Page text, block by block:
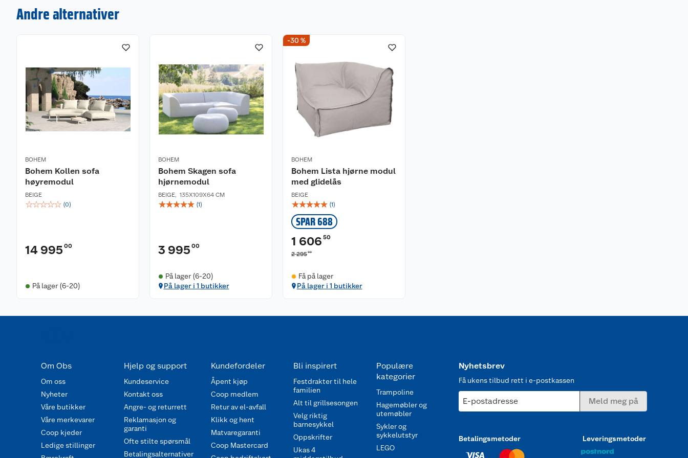
Vedlikehold
Møblene rengjøres ved behov med et skånsomt vaskemiddel. Vask alltid
putetrekkene i henhold til vaskeanvisningen som fulgte produktet. Vi
anbefaler å bruke et møbelovertrekk for å beskytte hagemøblene dine mot
regn, sol, smuss, støv, pollen og snø, når du ikke bruker dem. Når sesongen
er over og hagemøblene skal settes bort for vinterlagring, skal de
rengjøres og være tørre før de lagres. Møblene bør oppbevares tørt og
luftig, og gjerne frostfritt.
Andre alternativer
BOHEM
Bohem Kollen sofa
høyremodul
BEIGE
☆☆☆☆☆ (0)
14 995 00
På lager (6-20)
BOHEM
Bohem Skagen sofa
hjørnemodul
BEIGE, 135X109X64 CM
☆☆☆☆☆ (1)
3 995 00
På lager (6-20)
På lager i 1 butikker
-30 %
BOHEM
Bohem Lista hjørne modul
med glidelås
BEIGE
☆☆☆☆☆ (1)
SPAR 688
1 606 50
2 29500
Få på lager
På lager i 1 butikker
Om Obs
Om oss
Nyheter
Våre butikker
Våre merkevarer
Coop kjeder
Ledige stillinger
Hjelp og support
Kundeservice
Kontakt oss
Angre- og returrett
Reklamasjon og
garanti
Ofte stilte spørsmål
Betalingsalternativer
Kundefordeler
Åpent kjøp
Coop medlem
Retur av el-avfall
Klikk og hent
Matvaregaranti
Coop Mastercard
Bli inspirert
Festdrakter til hele
familien
Alt til grillsesongen
Velg riktig
barnesykkel
Oppskrifter
Ukas 4
Populære
kategorier
Trampoline
Hagemøbler og
utemøbler
Sykler og
sykkelutstyr
LEGO
Nyhetsbrev
Få ukens tilbud rett i e-postkassen
E-postadresse Meld meg på
Betalingsmetoder Leveringsmetoder